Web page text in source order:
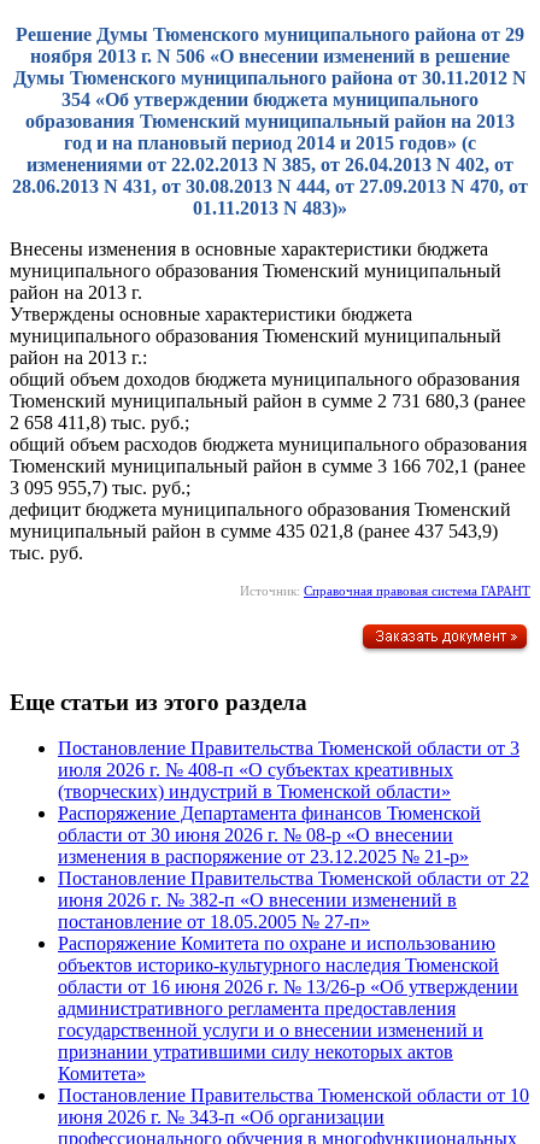
Решение Думы Тюменского муниципального района от 29
ноября 2013 г. N 506 «О внесении изменений в решение
Думы Тюменского муниципального района от 30.11.2012 N
354 «Об утверждении бюджета муниципального
образования Тюменский муниципальный район на 2013
год и на плановый период 2014 и 2015 годов» (с
изменениями от 22.02.2013 N 385, от 26.04.2013 N 402, от
28.06.2013 N 431, от 30.08.2013 N 444, от 27.09.2013 N 470, от
01.11.2013 N 483)»
Внесены изменения в основные характеристики бюджета
муниципального образования Тюменский муниципальный
район на 2013 г.
Утверждены основные характеристики бюджета
муниципального образования Тюменский муниципальный
район на 2013 г.:
общий объем доходов бюджета муниципального образования
Тюменский муниципальный район в сумме 2 731 680,3 (ранее
2 658 411,8) тыс. руб.;
общий объем расходов бюджета муниципального образования
Тюменский муниципальный район в сумме 3 166 702,1 (ранее
3 095 955,7) тыс. руб.;
дефицит бюджета муниципального образования Тюменский
муниципальный район в сумме 435 021,8 (ранее 437 543,9)
тыс. руб.
Источник: Справочная правовая система ГАРАНТ
Еще статьи из этого раздела
Постановление Правительства Тюменской области от 3
июля 2026 г. № 408-п «О субъектах креативных
(творческих) индустрий в Тюменской области»
Распоряжение Департамента финансов Тюменской
области от 30 июня 2026 г. № 08-р «О внесении
изменения в распоряжение от 23.12.2025 № 21-р»
Постановление Правительства Тюменской области от 22
июня 2026 г. № 382-п «О внесении изменений в
постановление от 18.05.2005 № 27-п»
Распоряжение Комитета по охране и использованию
объектов историко-культурного наследия Тюменской
области от 16 июня 2026 г. № 13/26-р «Об утверждении
административного регламента предоставления
государственной услуги и о внесении изменений и
признании утратившими силу некоторых актов
Комитета»
Постановление Правительства Тюменской области от 10
июня 2026 г. № 343-п «Об организации
профессионального обучения в многофункциональных